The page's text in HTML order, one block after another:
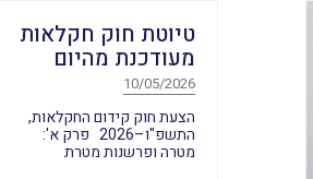
טיוטת חוק חקלאות
מעודכנת מהיום
10/05/2026
הצעת חוק קידום החקלאות,
התשפ"ו–2026 פרק א':
מטרה ופרשנות מטרת